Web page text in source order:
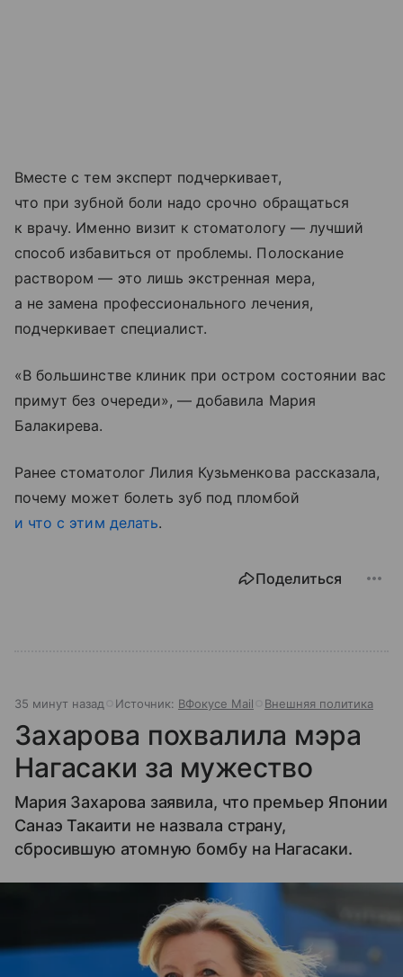
Вместе с тем эксперт подчеркивает,
что при зубной боли надо срочно обращаться
к врачу. Именно визит к стоматологу — лучший
способ избавиться от проблемы. Полоскание
раствором — это лишь экстренная мера,
а не замена профессионального лечения,
подчеркивает специалист.
«В большинстве клиник при остром состоянии вас
примут без очереди», — добавила Мария
Балакирева.
Ранее стоматолог Лилия Кузьменкова рассказала,
почему может болеть зуб под пломбой
и что с этим делать.
Поделиться
35 минут назад Источник: ВФокусе Mail Внешняя политика
Захарова похвалила мэра
Нагасаки за мужество
Мария Захарова заявила, что премьер Японии
Санаэ Такаити не назвала страну,
сбросившую атомную бомбу на Нагасаки.